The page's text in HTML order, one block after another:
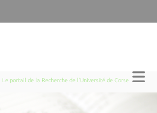
Le portail de la Recherche de l'Université de Corse